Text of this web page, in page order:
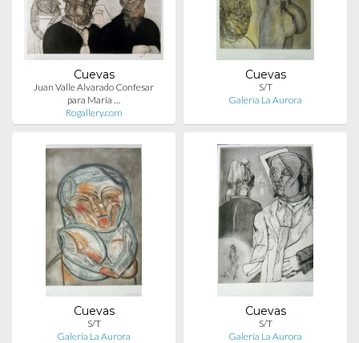
Cuevas
Juan Valle Alvarado Confesar
para Maria …
Rogallery.com
Cuevas
S/T
Galería La Aurora
Cuevas
S/T
Galería La Aurora
Cuevas
S/T
Galería La Aurora